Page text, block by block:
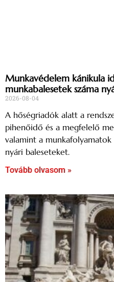
Munkavédelem kánikula
munkabalesetek száma
2026-08-04
A hőségriadók alatt a
pihenőidő és a megfelelő
valamint a munkafolyamatok
nyári baleseteket.
Tovább olvasom »